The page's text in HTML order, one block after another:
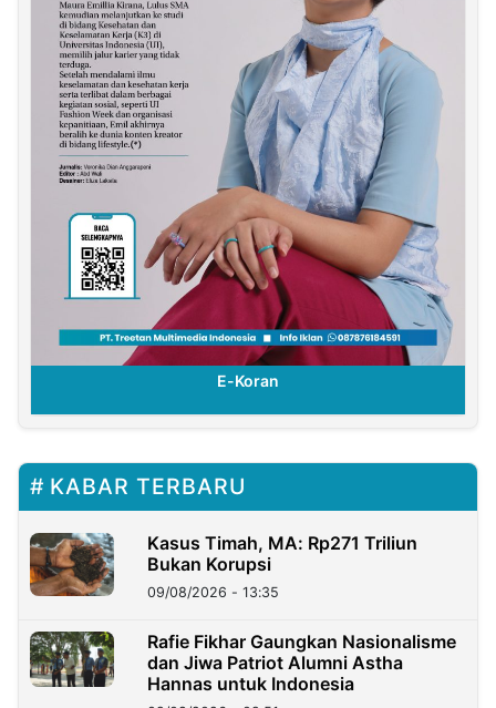
E-Koran
KABAR TERBARU
Kasus Timah, MA: Rp271 Triliun
Bukan Korupsi
09/08/2026 - 13:35
Rafie Fikhar Gaungkan Nasionalisme
dan Jiwa Patriot Alumni Astha
Hannas untuk Indonesia